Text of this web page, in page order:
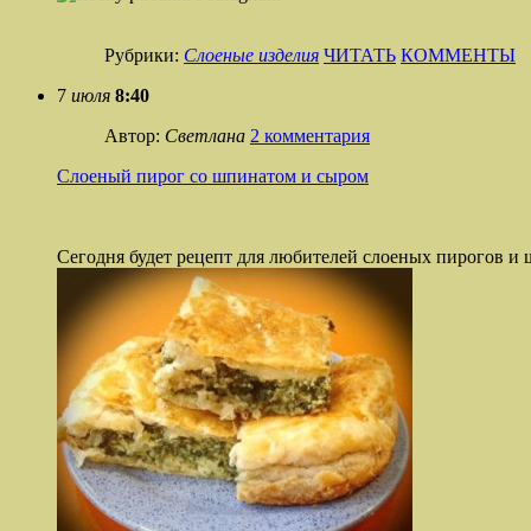
Рубрики: Слоеные изделия ЧИТАТЬ КОММЕНТЫ
7 июля 8:40
Автор: Светлана 2 комментария
Cлоеный пирог со шпинатом и сыром
Сегодня будет рецепт для любителей слоеных пирогов и